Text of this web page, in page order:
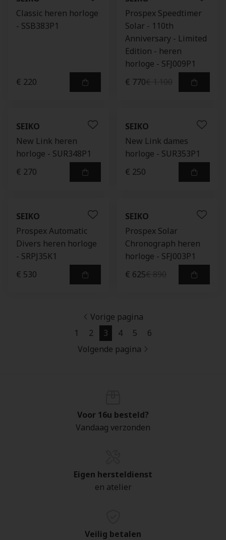
Classic heren horloge
- SSB383P1
€ 220
Prospex Speedtimer
Solar - 110th
Anniversary - Limited
Edition - heren
horloge - SFJ009P1
€ 770€ 1.100
SEIKO
New Link heren
horloge - SUR348P1
€ 270
SEIKO
New Link dames
horloge - SUR353P1
€ 250
SEIKO
Prospex Automatic
Divers heren horloge
- SRPJ35K1
€ 530
SEIKO
Prospex Solar
Chronograph heren
horloge - SFJ003P1
€ 625€ 890
Vorige pagina
1
2 3 4 5
6
Volgende pagina
Voor 16u besteld?
Vandaag verzonden
Eigen hersteldienst
en atelier
Veilig betalen